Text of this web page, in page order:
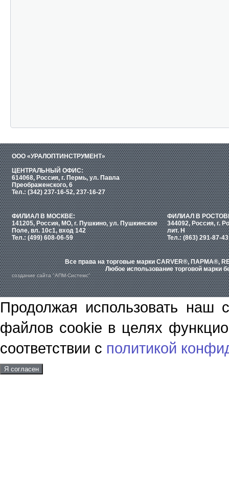
ООО «УРАЛОПТИНСТРУМЕНТ»
ЦЕНТРАЛЬНЫЙ ОФИС:
614068, Россия, г. Пермь, ул. Павла
Преображенского, 6
Тел.: (342) 237-16-52, 237-16-27
ФИЛИАЛ В МОСКВЕ:
141205, Россия, МО, г. Пушкино, ул. Пушкинское
Поле, вл. 10с1, вход 142
Тел.: (499) 608-06-59
ФИЛИАЛ В
344092, Россия, г.
лит. Н
Тел.: (863) 291-87-43
Все права на торговые марки CARVER®, ПАРМА®,
Любое использование торговой марки
создание сайта "АПМ-Системс"
Продолжая использовать наш
файлов cookie в целях
соответствии с политикой
Я согласен